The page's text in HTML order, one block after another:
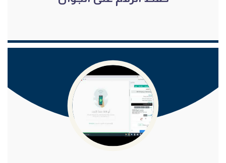
شاهد الفيديو